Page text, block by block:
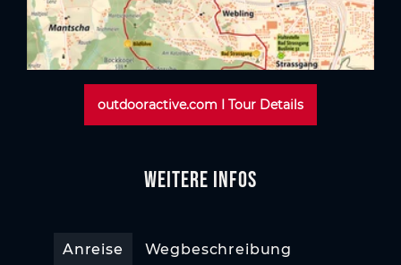
outdooractive.com I Tour Details
Weitere Infos
Anreise
Wegbeschreibung